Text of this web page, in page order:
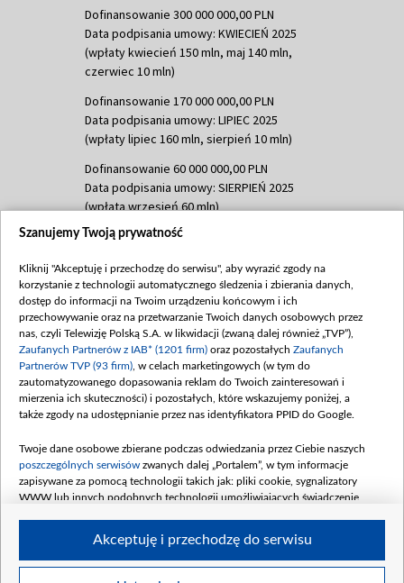
Dofinansowanie 300 000 000,00 PLN
Data podpisania umowy: KWIECIEŃ 2025
(wpłaty kwiecień 150 mln, maj 140 mln,
czerwiec 10 mln)
Dofinansowanie 170 000 000,00 PLN
Data podpisania umowy: LIPIEC 2025
(wpłaty lipiec 160 mln, sierpień 10 mln)
Dofinansowanie 60 000 000,00 PLN
Data podpisania umowy: SIERPIEŃ 2025
(wpłata wrzesień 60 mln)
Dofinansowanie 635 783 051,21 PLN
(wpłata wrzesień 100 mln, październik 350
mln, listopad 265 mln)
Dofinansowanie 48 862 000,00 PLN
Data podpisania umowy: GRUDZIEŃ 2025
(wpłata grudzień 60,548 mln)
Dofinansowanie 900 000 000,00 PLN
Data podpisania umowy: LUTY 2026 (wpłata
kwiecień 180 mln, 7 maja 180 mln, 8
czerwca 90 mln)
Dofinansowanie 250 000 000,00 PLN
4 sierpnia 250 mln
Szanujemy Twoją prywatność
Kliknij "Akceptuję i przechodzę do serwisu", aby wyrazić zgody na
korzystanie z technologii automatycznego śledzenia i zbierania danych,
dostęp do informacji na Twoim urządzeniu końcowym i ich
przechowywanie oraz na przetwarzanie Twoich danych osobowych przez
nas, czyli Telewizję Polską S.A. w likwidacji (zwaną dalej również „TVP”),
Zaufanych Partnerów z IAB* (1201 firm) oraz pozostałych Zaufanych
Partnerów TVP (93 firm) , w celach marketingowych (w tym do
zautomatyzowanego dopasowania reklam do Twoich zainteresowań i
mierzenia ich skuteczności) i pozostałych, które wskazujemy poniżej, a
także zgody na udostępnianie przez nas identyfikatora PPID do Google.
Twoje dane osobowe zbierane podczas odwiedzania przez Ciebie naszych
poszczególnych serwisów zwanych dalej „Portalem”, w tym informacje
zapisywane za pomocą technologii takich jak: pliki cookie, sygnalizatory
WWW lub innych podobnych technologii umożliwiających świadczenie
Twoje dane osobowe zbierane podczas odwiedzania przez Ciebie
Akceptuję i przechodzę do serwisu